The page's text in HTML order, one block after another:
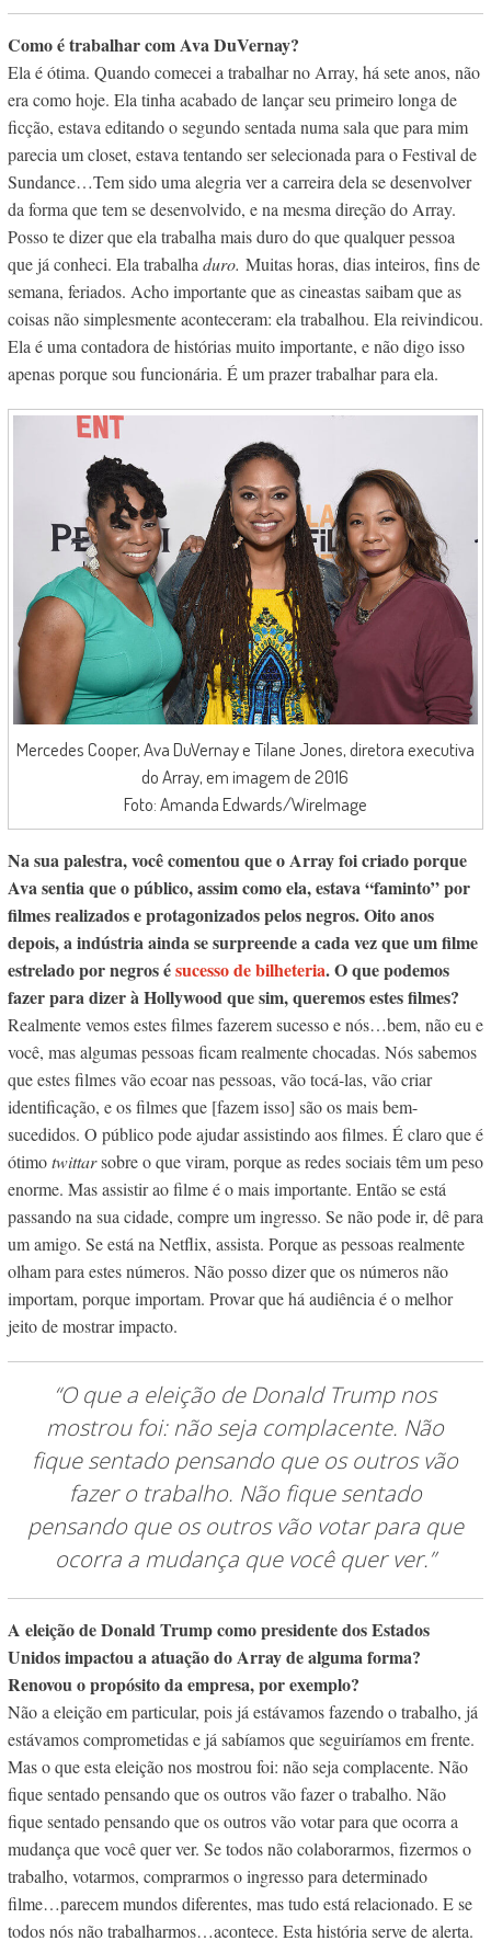
Como é trabalhar com Ava DuVernay?
Ela é ótima. Quando comecei a trabalhar no Array, há sete anos, não
era como hoje. Ela tinha acabado de lançar seu primeiro longa de
ficção, estava editando o segundo sentada numa sala que para mim
parecia um closet, estava tentando ser selecionada para o Festival de
Sundance…Tem sido uma alegria ver a carreira dela se desenvolver
da forma que tem se desenvolvido, e na mesma direção do Array.
Posso te dizer que ela trabalha mais duro do que qualquer pessoa
que já conheci. Ela trabalha duro. Muitas horas, dias inteiros, fins de
semana, feriados. Acho importante que as cineastas saibam que as
coisas não simplesmente aconteceram: ela trabalhou. Ela reivindicou.
Ela é uma contadora de histórias muito importante, e não digo isso
apenas porque sou funcionária. É um prazer trabalhar para ela.
Mercedes Cooper, Ava DuVernay e Tilane Jones, diretora executiva
do Array, em imagem de 2016
Foto: Amanda Edwards/WireImage
Na sua palestra, você comentou que o Array foi criado porque
Ava sentia que o público, assim como ela, estava “faminto” por
filmes realizados e protagonizados pelos negros. Oito anos
depois, a indústria ainda se surpreende a cada vez que um filme
estrelado por negros ésucesso de bilheteria. O que podemos
fazer para dizer à Hollywood que sim, queremos estes filmes?
Realmente vemos estes filmes fazerem sucesso e nós…bem, não eu e
você, mas algumas pessoas ficam realmente chocadas. Nós sabemos
que estes filmes vão ecoar nas pessoas, vão tocá-las, vão criar
identificação, e os filmes que [fazem isso] são os mais bem-
sucedidos. O público pode ajudar assistindo aos filmes. É claro que é
ótimotwittarsobre o que viram, porque as redes sociais têm um peso
enorme. Mas assistir ao filme é o mais importante. Então se está
passando na sua cidade, compre um ingresso. Se não pode ir, dê para
um amigo. Se está na Netflix, assista. Porque as pessoas realmente
olham para estes números. Não posso dizer que os números não
importam, porque importam. Provar que há audiência é o melhor
jeito de mostrar impacto.
“O que a eleição de Donald Trump nos
mostrou foi: não seja complacente. Não
fique sentado pensando que os outros vão
fazer o trabalho. Não fique sentado
pensando que os outros vão votar para que
ocorra a mudança que você quer ver.”
A eleição de Donald Trump como presidente dos Estados
Unidos impactou a atuação do Array de alguma forma?
Renovou o propósito da empresa, por exemplo?
Não a eleição em particular, pois já estávamos fazendo o trabalho, já
estávamos comprometidas e já sabíamos que seguiríamos em frente.
Mas o que esta eleição nos mostrou foi: não seja complacente. Não
fique sentado pensando que os outros vão fazer o trabalho. Não
fique sentado pensando que os outros vão votar para que ocorra a
mudança que você quer ver. Se todos não colaborarmos, fizermos o
trabalho, votarmos, comprarmos o ingresso para determinado
filme…parecem mundos diferentes, mas tudo está relacionado. E se
todos nós não trabalharmos…acontece. Esta história serve de alerta.